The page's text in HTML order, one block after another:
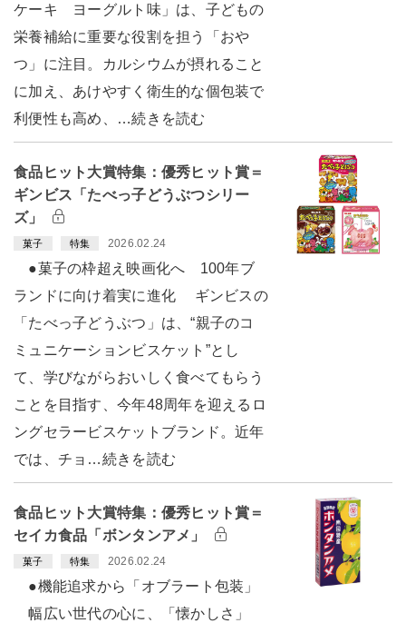
ケーキ ヨーグルト味」は、子どもの
栄養補給に重要な役割を担う「おや
つ」に注目。カルシウムが摂れること
に加え、あけやすく衛生的な個包装で
利便性も高め、…続きを読む
食品ヒット大賞特集：優秀ヒット賞＝
ギンビス「たべっ子どうぶつシリー
ズ」
菓子 特集 2026.02.24
●菓子の枠超え映画化へ 100年ブ
ランドに向け着実に進化 ギンビスの
「たべっ子どうぶつ」は、“親子のコ
ミュニケーションビスケット”とし
て、学びながらおいしく食べてもらう
ことを目指す、今年48周年を迎えるロ
ングセラービスケットブランド。近年
では、チョ…続きを読む
食品ヒット大賞特集：優秀ヒット賞＝
セイカ食品「ボンタンアメ」
菓子 特集 2026.02.24
●機能追求から「オブラート包装」
幅広い世代の心に、「懐かしさ」